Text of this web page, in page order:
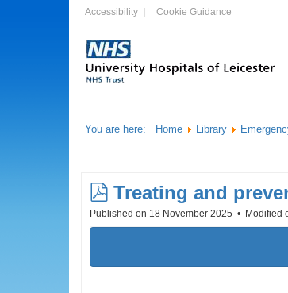
Accessibility Cookie Guidance
You are here: Home Library
pdf
Treating and
Published on 18 November 2025 Modified